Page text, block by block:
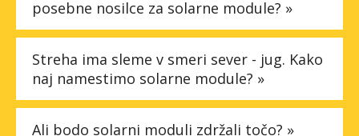
posebne nosilce za solarne module? »
Streha ima sleme v smeri sever - jug. Kako
naj namestimo solarne module? »
Ali bodo solarni moduli zdržali točo? »